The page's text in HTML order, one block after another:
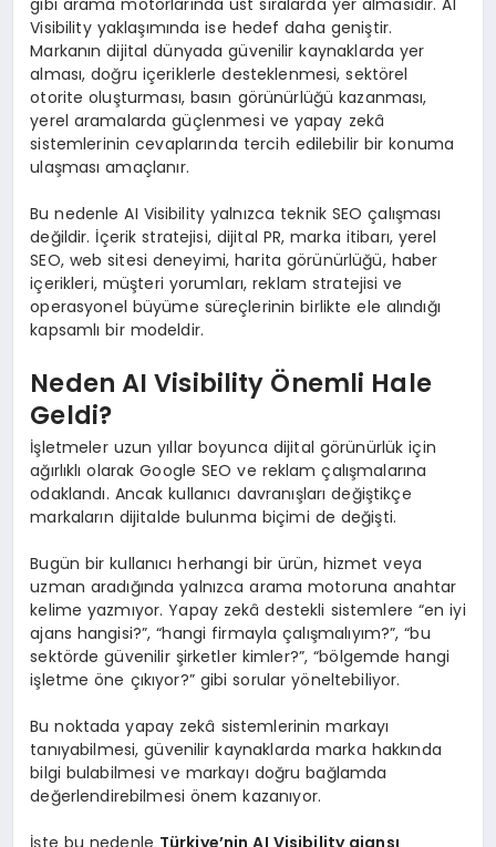
gibi arama motorlarında üst sıralarda yer almasıdır. AI
Visibility yaklaşımında ise hedef daha geniştir.
Markanın dijital dünyada güvenilir kaynaklarda yer
alması, doğru içeriklerle desteklenmesi, sektörel
otorite oluşturması, basın görünürlüğü kazanması,
yerel aramalarda güçlenmesi ve yapay zekâ
sistemlerinin cevaplarında tercih edilebilir bir konuma
ulaşması amaçlanır.
Bu nedenle AI Visibility yalnızca teknik SEO çalışması
değildir. İçerik stratejisi, dijital PR, marka itibarı, yerel
SEO, web sitesi deneyimi, harita görünürlüğü, haber
içerikleri, müşteri yorumları, reklam stratejisi ve
operasyonel büyüme süreçlerinin birlikte ele alındığı
kapsamlı bir modeldir.
Neden AI Visibility Önemli Hale
Geldi?
İşletmeler uzun yıllar boyunca dijital görünürlük için
ağırlıklı olarak Google SEO ve reklam çalışmalarına
odaklandı. Ancak kullanıcı davranışları değiştikçe
markaların dijitalde bulunma biçimi de değişti.
Bugün bir kullanıcı herhangi bir ürün, hizmet veya
uzman aradığında yalnızca arama motoruna anahtar
kelime yazmıyor. Yapay zekâ destekli sistemlere “en iyi
ajans hangisi?”, “hangi firmayla çalışmalıyım?”, “bu
sektörde güvenilir şirketler kimler?”, “bölgemde hangi
işletme öne çıkıyor?” gibi sorular yöneltebiliyor.
Bu noktada yapay zekâ sistemlerinin markayı
tanıyabilmesi, güvenilir kaynaklarda marka hakkında
bilgi bulabilmesi ve markayı doğru bağlamda
değerlendirebilmesi önem kazanıyor.